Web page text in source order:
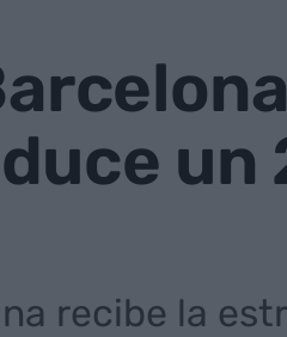
un
recibe la